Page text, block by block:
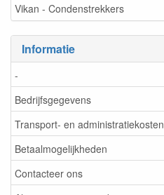
Vikan - Condenstrekkers
Informatie
-
Bedrijfsgegevens
Transport- en administratiekosten
Betaalmogelijkheden
Contacteer ons